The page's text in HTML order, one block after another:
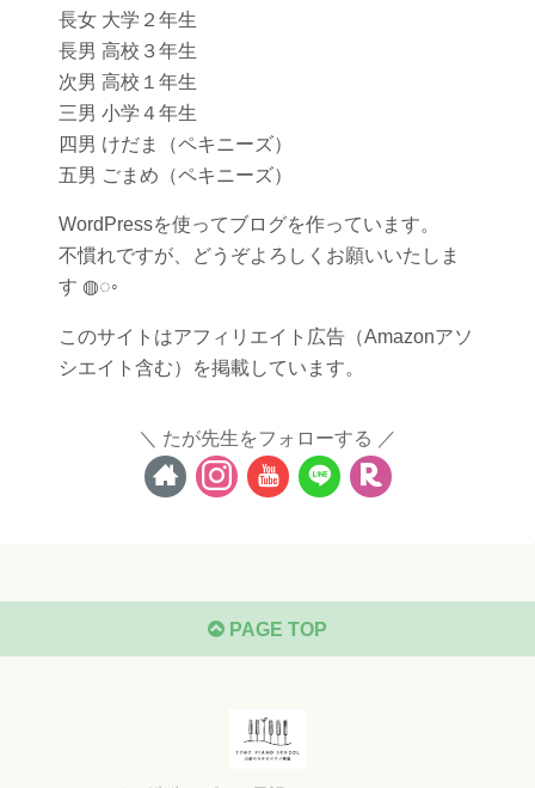
長女 大学２年生
長男 高校３年生
次男 高校１年生
三男 小学４年生
四男 けだま（ペキニーズ）
五男 ごまめ（ペキニーズ）
WordPressを使ってブログを作っています。
不慣れですが、どうぞよろしくお願いいたしま
す ◍◌◦
このサイトはアフィリエイト広告（Amazonアソ
シエイト含む）を掲載しています。
たが先生をフォローする
PAGE TOP